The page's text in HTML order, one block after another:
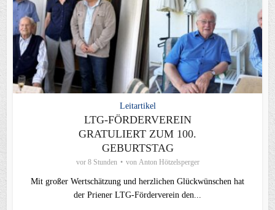
Leitartikel
LTG-FÖRDERVEREIN
GRATULIERT ZUM 100.
GEBURTSTAG
vor 8 Stunden von Anton Hötzelsperger
Mit großer Wertschätzung und herzlichen Glückwünschen hat
der Priener LTG‑Förderverein den...